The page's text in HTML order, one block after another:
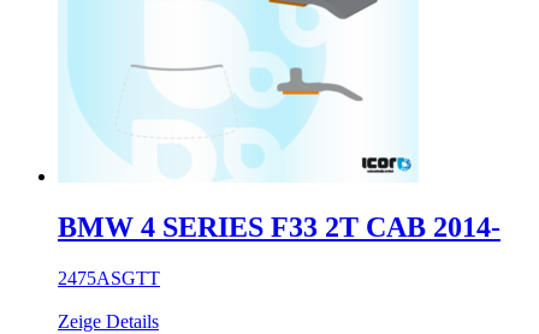
BMW 4 SERIES F33 2T CAB 2014-
2475ASGTT
Zeige Details